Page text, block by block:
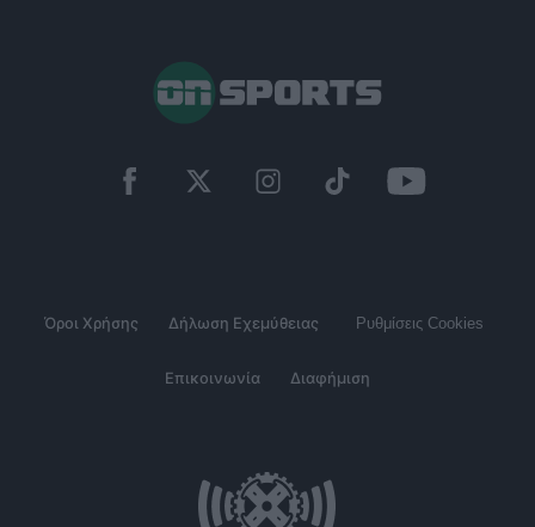
Όροι Χρήσης Δήλωση Εχεμύθειας Ρυθμίσεις Cookies
Επικοινωνία Διαφήμιση